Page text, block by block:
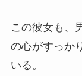
この彼女も、
の心がすっか
いる。